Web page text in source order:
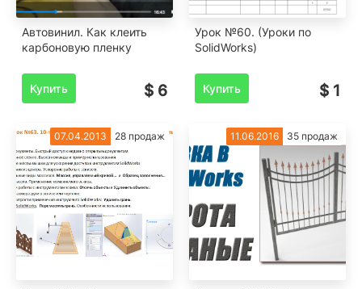
Автовинил. Как клеить
карбоновую пленку
Купить $ 6
Урок №60. (Уроки по
SolidWorks)
Купить $ 1
07.04.2013 28 продаж 11.06.2016 35 продаж